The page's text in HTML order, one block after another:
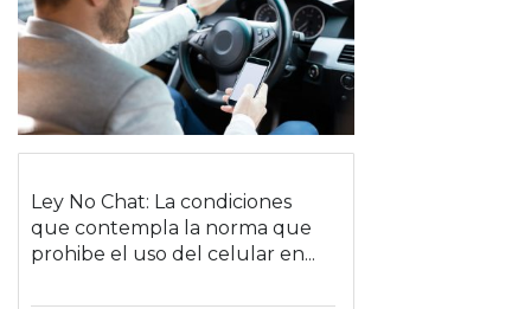
Ley No Chat: La condiciones
que contempla la norma que
prohibe el uso del celular en...